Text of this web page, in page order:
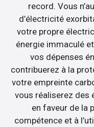
record. Vous
d’électricité
votre propre
énergie immaculé
vos dépenses
contribuerez à la
votre empreinte
vous réaliserez des
en faveur de la
compétence et à